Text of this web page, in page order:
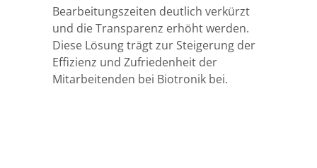
Bearbeitungszeiten deutlich verkürzt
und die Transparenz erhöht werden.
Diese Lösung trägt zur Steigerung der
Effizienz und Zufriedenheit der
Mitarbeitenden bei Biotronik bei.